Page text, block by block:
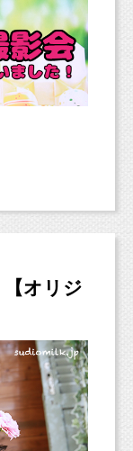
行っており
よろしくお
らから↓
らせです！
まして、ご
撮影会」
会＊
のダウンロ
ト
月参加しち
オリジ